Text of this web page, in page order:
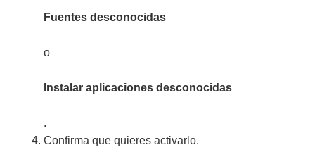
Fuentes desconocidas
o
Instalar aplicaciones desconocidas
.
Confirma que quieres activarlo.